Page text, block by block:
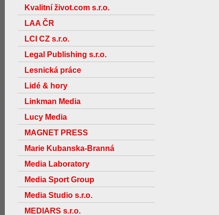
Kvalitní život.com s.r.o.
LAA ČR
LCI CZ s.r.o.
Legal Publishing s.r.o.
Lesnická práce
Lidé & hory
Linkman Media
Lucy Media
MAGNET PRESS
Marie Kubanska-Branná
Media Laboratory
Media Sport Group
Media Studio s.r.o.
MEDIARS s.r.o.